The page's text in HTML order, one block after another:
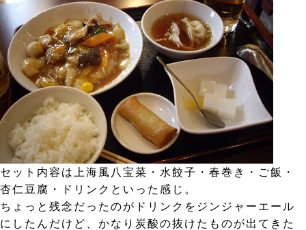
セット内容は上海風八宝菜・水餃子・春巻き・ご飯・
杏仁豆腐・ドリンクといった感じ。
ちょっと残念だったのがドリンクをジンジャーエール
にしたんだけど、かなり炭酸の抜けたものが出てきた